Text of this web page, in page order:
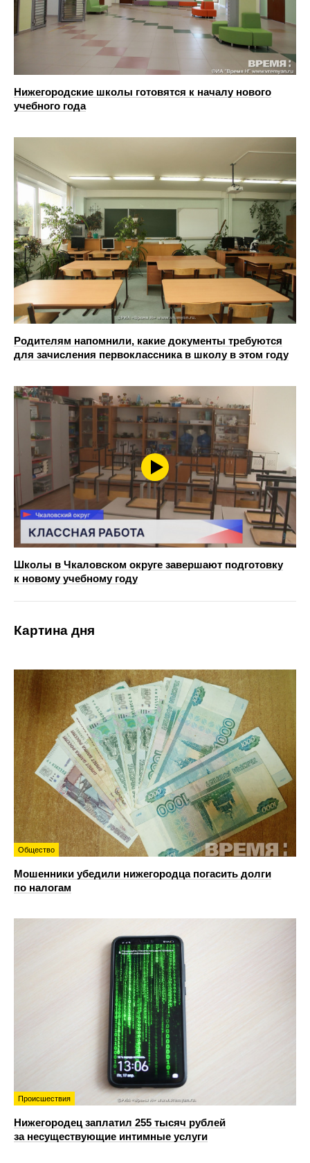
Нижегородские школы готовятся к началу нового
учебного года
Родителям напомнили, какие документы требуются
для зачисления первоклассника в школу в этом году
Школы в Чкаловском округе завершают подготовку
к новому учебному году
Картина дня
Общество
Мошенники убедили нижегородца погасить долги
по налогам
Происшествия
Нижегородец заплатил 255 тысяч рублей
за несуществующие интимные услуги